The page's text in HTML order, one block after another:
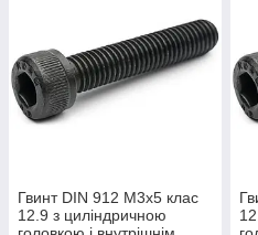
Гвинт DIN 912 М3х5 клас
12.9 з циліндричною